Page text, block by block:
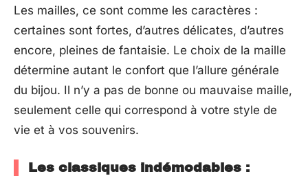
Les mailles, ce sont comme les caractères :
certaines sont fortes, d’autres délicates, d’autres
encore, pleines de fantaisie. Le choix de la maille
détermine autant le confort que l’allure générale
du bijou. Il n’y a pas de bonne ou mauvaise maille,
seulement celle qui correspond à votre style de
vie et à vos souvenirs.
Les classiques indémodables :